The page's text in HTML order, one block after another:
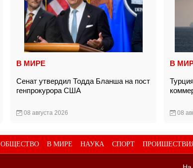
В МИРЕ
Сенат утвердил Тодда Бланша на пост
генпрокурора США
08 августа 2026
В
08
ОБЩЕСТВО В МИРЕ НАУКА СПОРТ